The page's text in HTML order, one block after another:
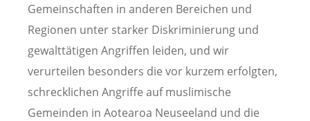
Gemeinschaften in anderen Bereichen und
Regionen unter starker Diskriminierung und
gewalttätigen Angriffen leiden, und wir
verurteilen besonders die vor kurzem erfolgten,
schrecklichen Angriffe auf muslimische
Gemeinden in Aotearoa Neuseeland und die